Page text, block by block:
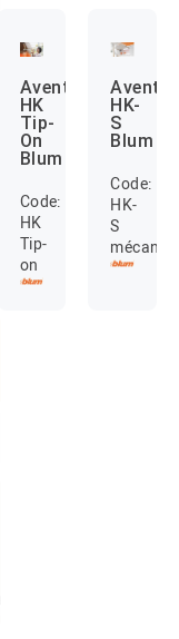
Aventos
HK
Tip-
On
Blum
Code:
HK
Tip-
on
HK-
S
Blum
Code:
HK-
S